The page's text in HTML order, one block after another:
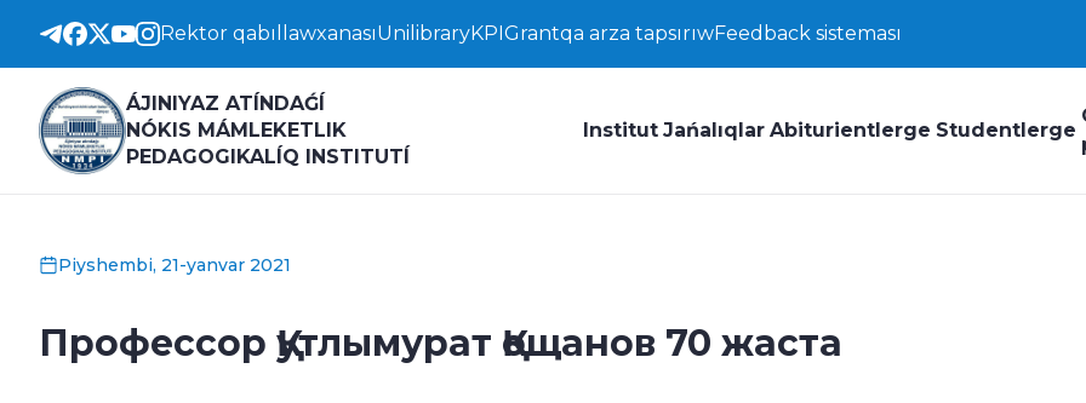
Rektor qabıllawxanasıUnilibraryKPIGrantqa arza tapsırıwFeedback sisteması
ÁJINIYAZ ATÍNDAǴÍ
NÓKIS MÁMLEKETLIK
PEDAGOGIKALÍQ INSTITUTÍ
Institut Jańalıqlar Abiturientlerge Studentlerge
Piyshembi, 21-yanvar 2021
Профессор Қутлымурат Қощанов 70 жаста